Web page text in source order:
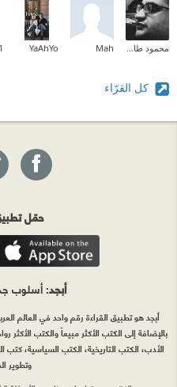
محمود طارق إبراهيم Mah
YaAhYo
كل القرّاء
حمّل
أبجد: أسلوب
أبجد هو تطبيق القراءة رقم واحد في العالم
بالإضافة إلى الكتب الأكثر مبيعاً والكتب
الأدب، الكتب التاريخية، الكتب السياسية،
وتطوير